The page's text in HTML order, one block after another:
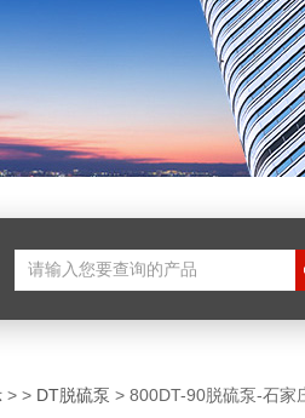
> > DT脱硫泵 > 800DT-90脱硫泵-石家